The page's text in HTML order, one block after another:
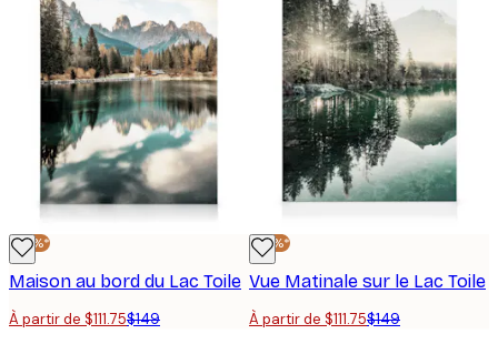
-25%*
Maison au bord du Lac Toile
À partir de $111.75$149
-25%*
Vue Matinale sur le Lac Toile
À partir de $111.75$149